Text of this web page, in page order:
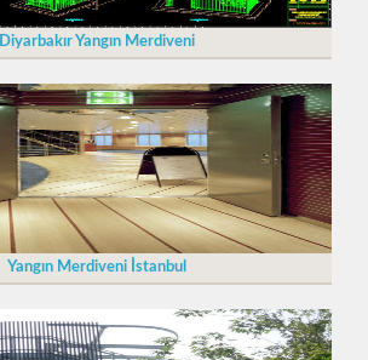
Diyarbakır Yangın Merdiveni
Yangın Merdiveni İstanbul